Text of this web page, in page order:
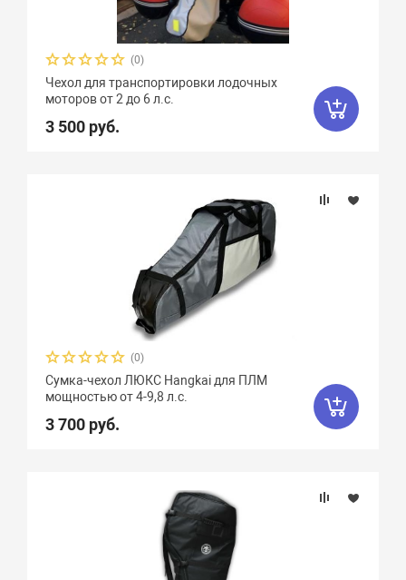
(0)
Чехол для транспортировки лодочных
моторов от 2 до 6 л.с.
3 500 руб.
(0)
Сумка-чехол ЛЮКС Hangkai для ПЛМ
мощностью от 4-9,8 л.с.
3 700 руб.